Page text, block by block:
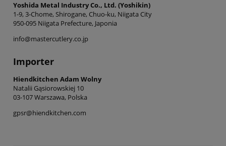
Yoshida Metal Industry Co., Ltd. (Yoshikin)
1-9, 3-Chome, Shirogane, Chuo-ku, Niigata City
950-095 Niigata Prefecture, Japonia
info@mastercutlery.co.jp
Importer
Hiendkitchen Adam Wolny
Natalii Gąsiorowskiej 10
03-107 Warszawa, Polska
gpsr@hiendkitchen.com